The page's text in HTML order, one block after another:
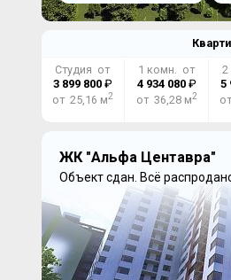
Студия от
3 899 800₽
от 25,16 м2
1 комн. от
4 934 080₽
от 36,28 м2
2
5
ЖК "Альфа Центавра"
Объект сдан. Всё